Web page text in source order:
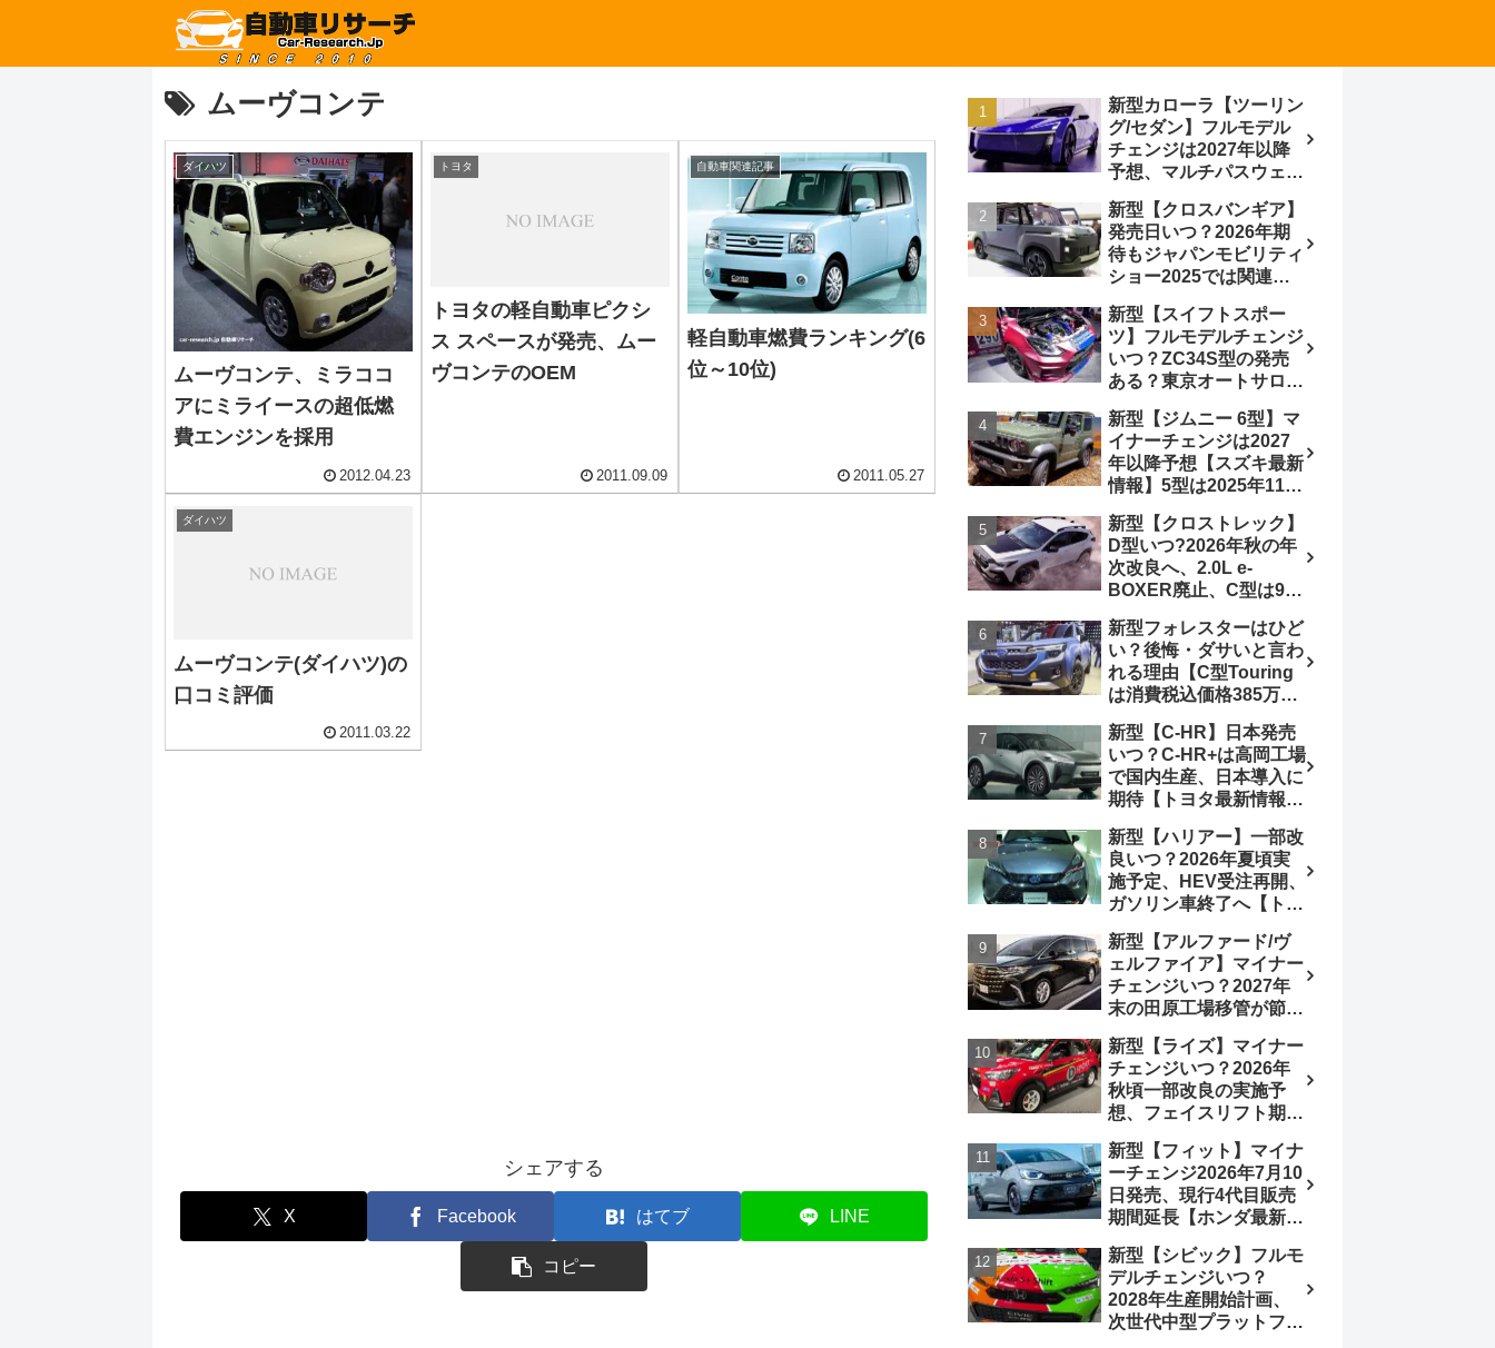
ムーヴコンテ
ダイハツ
ムーヴコンテ、ミラココ
アにミライースの超低燃
費エンジンを採用
2012.04.23
トヨタ
トヨタの軽自動車ピクシ
ス スペースが発売、ムー
ヴコンテのOEM
2011.09.09
自動車関連記事
軽自動車燃費ランキング(6
位～10位)
2011.05.27
ダイハツ
ムーヴコンテ(ダイハツ)の
口コミ評価
2011.03.22
シェアする
X Facebook はてブ LINE
コピー
新型カローラ【ツーリン
グ/セダン】フルモデル
チェンジは2027年以降
予想、マルチパスウェイ
BEVからの派生で新開発
小型エンジン搭載の
HEV/PHEV、ギガキャ
ストの採用は無しか【ト
ヨタ最新情報】60周年記
念車発売
新型【クロスバンギア】
発売日いつ？2026年期
待もジャパンモビリティ
ショー2025では関連モ
最新情報】ベース車ノ
ア/ヴォクシーの台湾生
産開始に注目、「ギア」
のほか「コア」と「ツー
ル」、デリカD:5対抗の
クロスオーバーSUVミニ
バン
新型【スイフトスポー
ツ】フルモデルチェンジ
いつ？ZC34S型の発売
ある？東京オートサロン
エロー レヴはスイスポ
コンセプトか？ハイブリ
ッド化/重量増/価格アッ
プが争点【スズキ最新情
報】特別仕様車
「ZC33S Final
Edition」終了
新型【ジムニー 6型】マ
イナーチェンジは2027
年以降予想【スズキ最新
情報】5型は2025年11月
ACC・スズキコネクト
採用
新型【クロストレック】
D型いつ?2026年秋の年
次改良へ、2.0L e-
BOXER廃止、C型は9月
ーボ採用予想【スバル最
新情報】
新型フォレスターはひど
い？後悔・ダサいと言わ
れる理由【C型Touring
は消費税込価格385万円
19.1km/L、納期4～5か
月】ナビUI・冬用タイ
ヤ・ウィルダネス日本発
売は？カーオブザイヤー
とJNCAP大賞受賞後も
残る注意点
新型【C-HR】日本発売
いつ？C-HR+は高岡工場
で国内生産、日本導入に
期待【トヨタ最新情報】
売、2代目HEV・PHEV
は日本未導入
新型【ハリアー】一部改
良いつ？2026年夏頃実
施予定、HEV受注再開、
ガソリン車終了へ【トヨ
チェンジ2027年以降予
想
新型【アルファード/ヴ
ェルファイア】マイナー
チェンジいつ？2027年
末の田原工場移管が節目
のフェイスリフト予想
【トヨタ最新情報】
2026年6月一部改良済
み、消費税込価格559万
9000円から
新型【ライズ】マイナー
チェンジいつ？2026年
秋頃一部改良の実施予
想、フェイスリフト期
2～3ヵ月に短縮【ダイハ
ツ最新情報】前回改良は
2024年11月5日、価格
180.07～244.2万円、値
上げ約8～10万円、法規
対応、ハイブリッド
4WD追加まだ、フルモ
デルチェンジはトヨタが
介入か
新型【フィット】マイナ
ーチェンジ2026年7月10
日発売、現行4代目販売
期間延長【ホンダ最新情
いつ？フルモデルチェン
ジは2029年頃まで遅れ
る予想
新型【シビック】フルモ
デルチェンジいつ？
2028年生産開始計画、
次世代中型プラットフォ